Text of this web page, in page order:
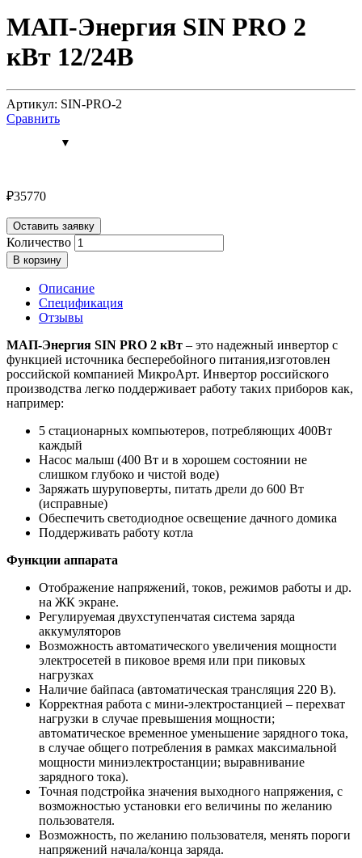
МАП-Энергия SIN PRO 2
кВт 12/24В
Артикул: SIN-PRO-2
Сравнить
₽35770
Оставить заявку
Количество
В корзину
Описание
Спецификация
Отзывы
МАП-Энергия SIN PRO 2 кВт – это надежный инвертор с
функцией источника бесперебойного питания,изготовлен
российской компанией МикроАрт. Инвертор российского
производства легко поддерживает работу таких приборов как,
например:
5 стационарных компьютеров, потребляющих 400Вт
каждый
Насос малыш (400 Вт и в хорошем состоянии не
слишком глубоко и чистой воде)
Заряжать шуруповерты, питать дрели до 600 Вт
(исправные)
Обеспечить светодиодное освещение дачного домика
Поддерживать работу котла
Функции аппарата
Отображение напряжений, токов, режимов работы и др.
на ЖК экране.
Регулируемая двухступенчатая система заряда
аккумуляторов
Возможность автоматического увеличения мощности
электросетей в пиковое время или при пиковых
нагрузках
Наличие байпаса (автоматическая трансляция 220 В).
Корректная работа с мини-электростанцией – перехват
нагрузки в случае превышения мощности;
автоматическое временное уменьшение зарядного тока,
в случае общего потребления в рамках максимальной
мощности миниэлектростанции; выравнивание
зарядного тока).
Точная подстройка значения выходного напряжения, с
возможностью установки его величины по желанию
пользователя.
Возможность, по желанию пользователя, менять пороги
напряжений начала/конца заряда.